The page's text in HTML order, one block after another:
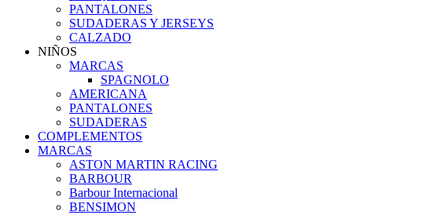
PANTALONES
SUDADERAS Y JERSEYS
CALZADO
NIÑOS
MARCAS
SPAGNOLO
AMERICANA
PANTALONES
SUDADERAS
COMPLEMENTOS
MARCAS
ASTON MARTIN RACING
BARBOUR
Barbour Internacional
BENSIMON